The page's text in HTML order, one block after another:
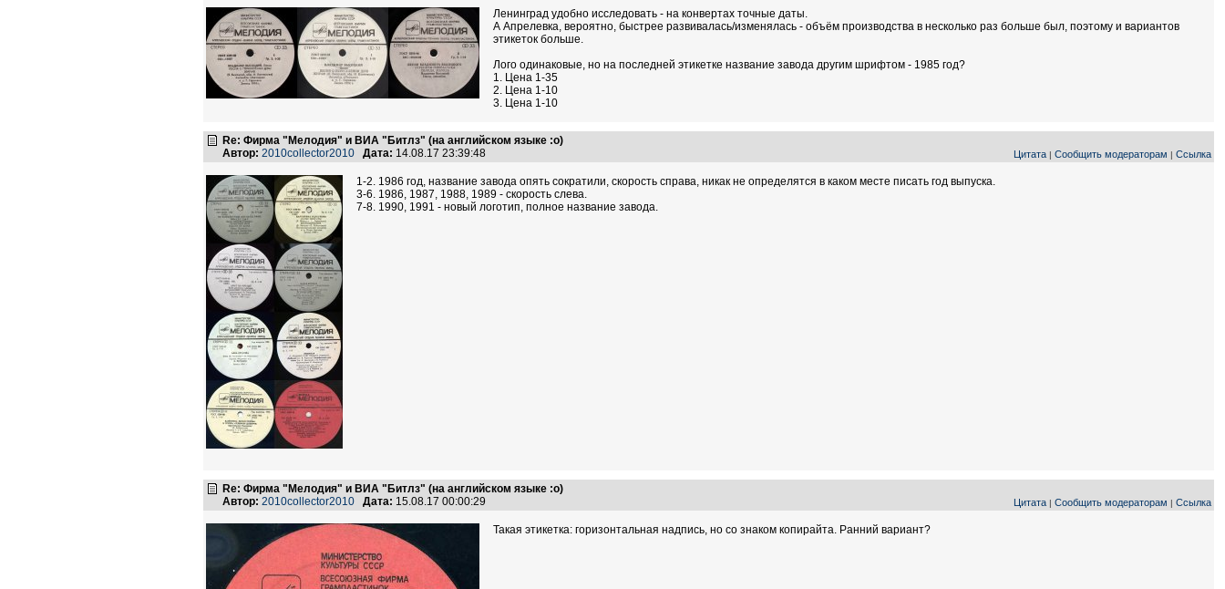
Ленинград удобно исследовать - на конвертах точные даты.
А Апрелевка, вероятно, быстрее развивалась/изменялась - объём производства в несколько раз больше был, поэтому и вариантов
этикеток больше.
Лого одинаковые, но на последней этикетке название завода другим шрифтом - 1985 год?
1. Цена 1-35
2. Цена 1-10
3. Цена 1-10
Re: Фирма "Мелодия" и ВИА "Битлз" (на английском языке :о)
Автор: 2010collector2010 Дата: 14.08.17 23:39:48 Цитата | Сообщить модераторам | Ссылка
1-2. 1986 год, название завода опять сократили, скорость справа, никак не определятся в каком месте писать год выпуска.
3-6. 1986, 1987, 1988, 1989 - скорость слева.
7-8. 1990, 1991 - новый логотип, полное название завода.
Re: Фирма "Мелодия" и ВИА "Битлз" (на английском языке :о)
Автор: 2010collector2010 Дата: 15.08.17 00:00:29 Цитата | Сообщить модераторам | Ссылка
Такая этикетка: горизонтальная надпись, но со знаком копирайта. Ранний вариант?